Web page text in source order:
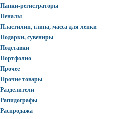
Папки-регистраторы
Пеналы
Пластилин, глина, масса для лепки
Подарки, сувениры
Подставки
Портфолио
Прочее
Прочие товары
Разделители
Рапидографы
Распродажа